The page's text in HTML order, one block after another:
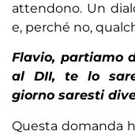
attendono. Un
e, perché no,
Flavio, partiamo
al DII, te lo
giorno saresti
Questa domanda